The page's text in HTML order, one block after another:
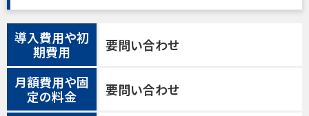
導入費用や初
期費用
要問い合わせ
月額費用や固
定の料金
要問い合わせ